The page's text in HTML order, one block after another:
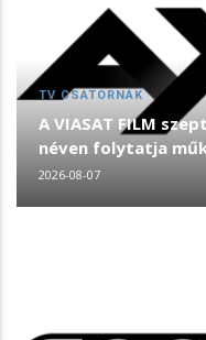
TV CSATORNÁK
A VIASAT FILM
néven folytatja
2026-08-07